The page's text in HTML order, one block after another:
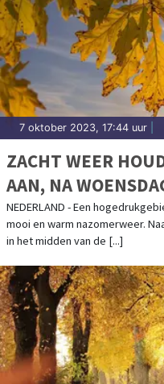
7 oktober 2023, 17:44 uur
ZACHT WEER
AAN, NA
NEDERLAND - Een
mooi en warm nazomerweer.
in het midden van de [...]